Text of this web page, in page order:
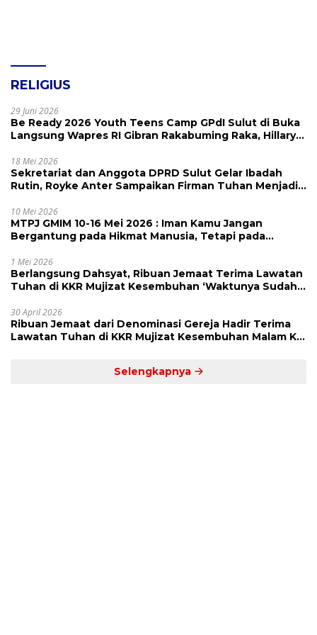
RELIGIUS
29 Juni 2026
Be Ready 2026 Youth Teens Camp GPdI Sulut di Buka
Langsung Wapres RI Gibran Rakabuming Raka, Hillary
18 Mei 2026
Sekretariat dan Anggota DPRD Sulut Gelar Ibadah
Rutin, Royke Anter Sampaikan Firman Tuhan Menjadi
10 Mei 2026
MTPJ GMIM 10-16 Mei 2026 : Iman Kamu Jangan
Bergantung pada Hikmat Manusia, Tetapi pada
1 Mei 2026
Berlangsung Dahsyat, Ribuan Jemaat Terima Lawatan
Tuhan di KKR Mujizat Kesembuhan ‘Waktunya Sudah
30 April 2026
Ribuan Jemaat dari Denominasi Gereja Hadir Terima
Lawatan Tuhan di KKR Mujizat Kesembuhan Malam Ke
Selengkapnya